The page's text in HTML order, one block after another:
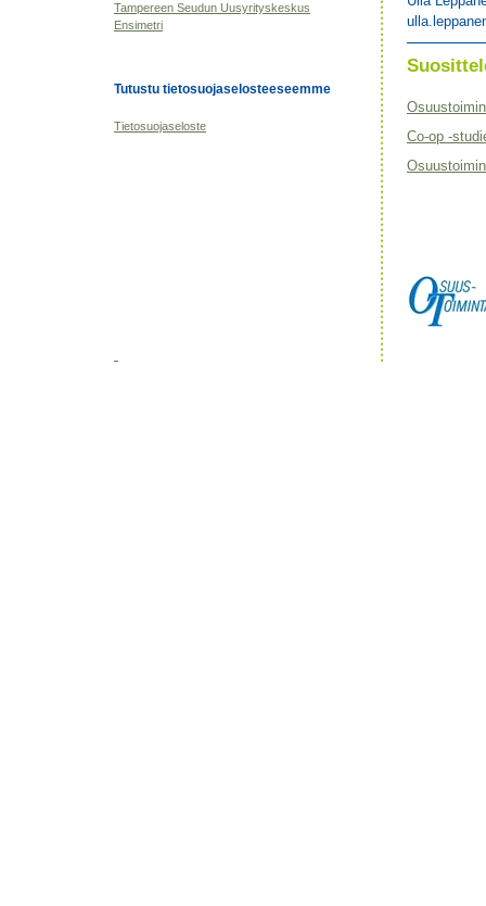
Tampereen Seudun Uusyrityskeskus
Ensimetri
Tutustu tietosuojaselosteeseemme
Tietosuojaseloste
Co-op -